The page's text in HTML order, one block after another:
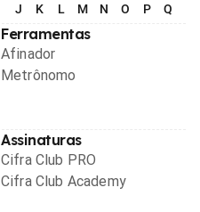
J K L M N O P Q
Ferramentas
Afinador
Metrônomo
Assinaturas
Cifra Club PRO
Cifra Club Academy